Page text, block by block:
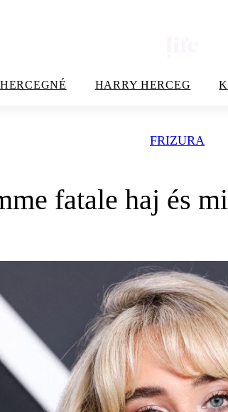
HARRY HERCEG
FRIZURA
fatale haj és